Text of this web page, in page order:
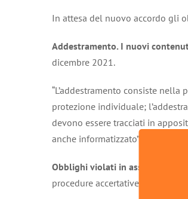
In attesa del nuovo accordo gli
Addestramento. I nuovi
dicembre 2021.
“L’addestramento consiste
protezione individuale;
devono essere tracciati in
anche informatizzato”
Obblighi violati in assenza di
procedure accertative e